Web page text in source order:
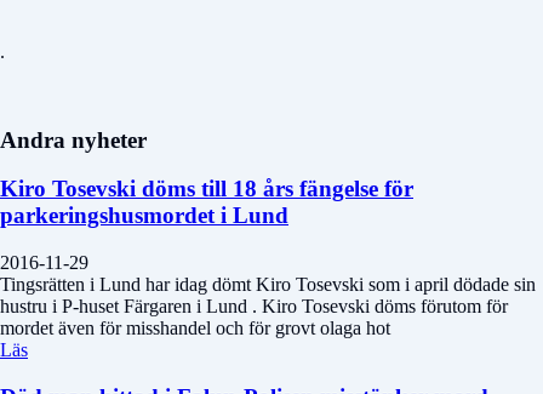
.
Andra nyheter
Kiro Tosevski döms till 18 års fängelse för
parkeringshusmordet i Lund
2016-11-29
Tingsrätten i Lund har idag dömt Kiro Tosevski som i april dödade sin
hustru i P-huset Färgaren i Lund . Kiro Tosevski döms förutom för
mordet även för misshandel och för grovt olaga hot
Läs